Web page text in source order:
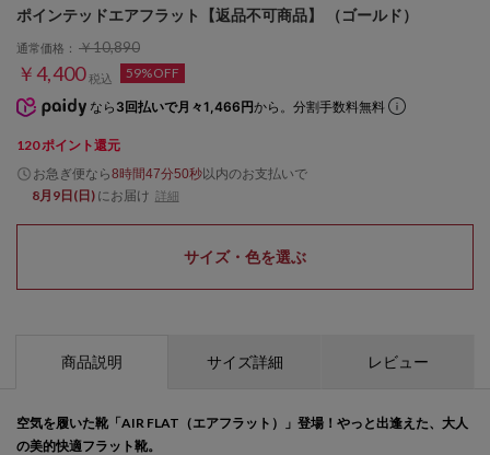
ポインテッドエアフラット【返品不可商品】 （ゴールド）
通常価格： ￥10,890
￥4,400税込 59%OFF
なら 3回払いで月々1,466円から。分割手数料無料
120ポイント還元
お急ぎ便なら8時間47分49秒以内のお支払いで
8月9日(日) にお届け 詳細
サイズ・色を選ぶ
商品説明 サイズ詳細 レビュー
空気を履いた靴「AIR FLAT（エアフラット）」登場！やっと出逢えた、大人
の美的快適フラット靴。